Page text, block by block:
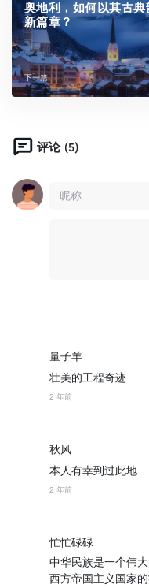
奥地利，如何以其古
新篇章？
下一篇
评论 (5)
量子羊
壮美的工程奇迹
2 年前
秋风
本人有幸到过此地
2 年前
忙忙碌碌
中华民族是一个伟
西方帝国主义国家